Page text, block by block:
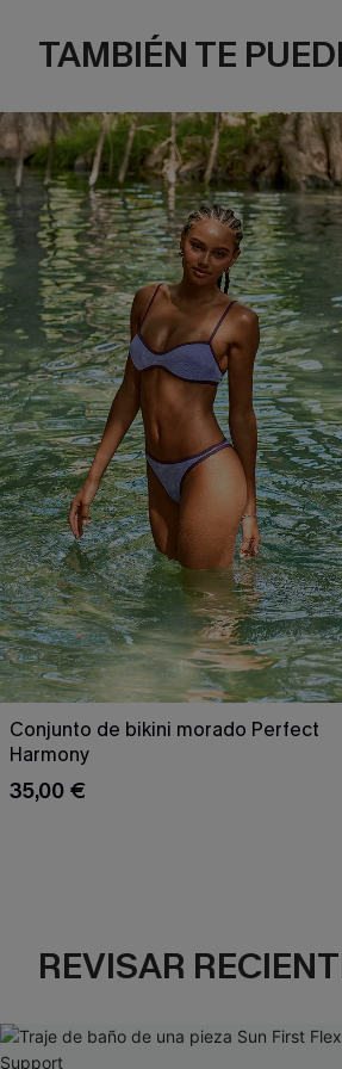
TAMBIÉN TE
Conjunto de bikini morado Perfect
Harmony
35,00 €
REVISAR